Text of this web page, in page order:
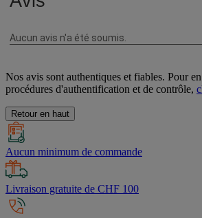
Nos avis sont authentiques et fiables. Pour
procédures d'authentification et de contrôle,
Retour en haut
Aucun minimum de commande
Livraison gratuite de CHF 100